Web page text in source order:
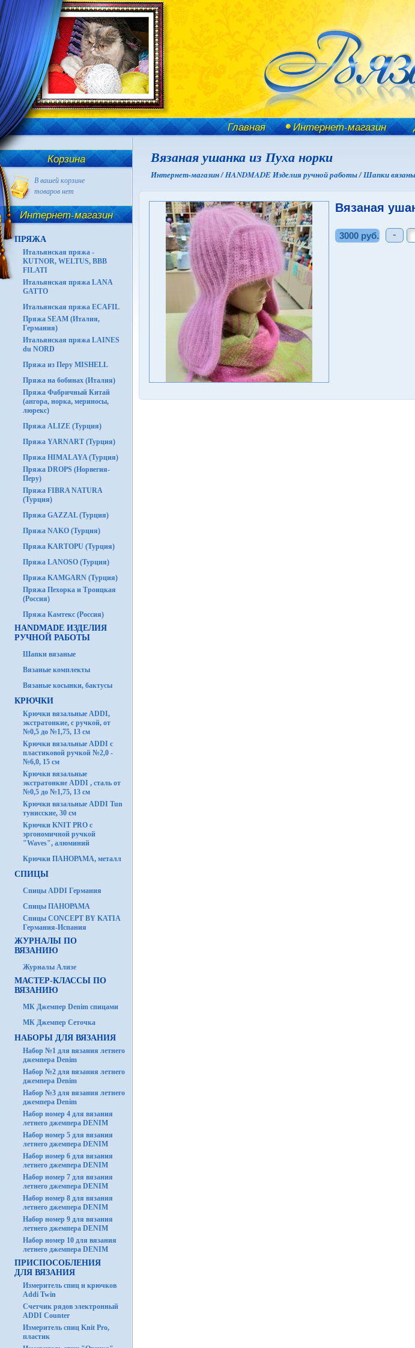
Главная Интернет-магазин
Корзина
В вашей корзине
товаров нет
Интернет-магазин
ПРЯЖА
Итальянская пряжа -
KUTNOR, WELTUS, BBB
FILATI
Итальянская пряжа LANA
GATTO
Итальянская пряжа ECAFIL
Пряжа SEAM (Италия,
Германия)
Итальянская пряжа LAINES
du NORD
Пряжа из Перу MISHELL
Пряжа на бобинах (Италия)
Пряжа Фабричный Китай
(ангора, норка, мериносы,
люрекс)
Пряжа ALIZE (Турция)
Пряжа YARNART (Турция)
Пряжа HIMALAYA (Турция)
Пряжа DROPS (Норвегия-
Перу)
Пряжа FIBRA NATURA
(Турция)
Пряжа GAZZAL (Турция)
Пряжа NAKO (Турция)
Пряжа KARTOPU (Турция)
Пряжа LANOSO (Турция)
Пряжа KAMGARN (Турция)
Пряжа Пехорка и Троицкая
(Россия)
Пряжа Камтекс (Россия)
HANDMADE ИЗДЕЛИЯ
РУЧНОЙ РАБОТЫ
Шапки вязаные
Вязаные комплекты
Вязаные косынки, бактусы
КРЮЧКИ
Крючки вязальные ADDI,
экстратонкие, с ручкой, от
№0,5 до №1,75, 13 см
Крючки вязальные ADDI с
пластиковой ручкой №2,0 -
№6,0, 15 см
Крючки вязальные
экстратонкие ADDI , сталь от
№0,5 до №1,75, 13 см
Крючки вязальные ADDI Tun
тунисские, 30 см
Крючки KNIT PRO с
эргономичной ручкой
"Waves", алюминий
Крючки ПАНОРАМА, металл
СПИЦЫ
Спицы ADDI Германия
Спицы ПАНОРАМА
Спицы CONCEPT BY KATIA
Германия-Испания
ЖУРНАЛЫ ПО
ВЯЗАНИЮ
Журналы Ализе
МАСТЕР-КЛАССЫ ПО
ВЯЗАНИЮ
МК Джемпер Denim спицами
МК Джемпер Сеточка
НАБОРЫ ДЛЯ ВЯЗАНИЯ
Набор №1 для вязания летнего
джемпера Denim
Набор №2 для вязания летнего
джемпера Denim
Набор №3 для вязания летнего
джемпера Denim
Набор номер 4 для вязания
летнего джемпера DENIM
Набор номер 5 для вязания
летнего джемпера DENIM
Набор номер 6 для вязания
летнего джемпера DENIM
Набор номер 7 для вязания
летнего джемпера DENIM
Набор номер 8 для вязания
летнего джемпера DENIM
Набор номер 9 для вязания
летнего джемпера DENIM
Набор номер 10 для вязания
летнего джемпера DENIM
ПРИСПОСОБЛЕНИЯ
ДЛЯ ВЯЗАНИЯ
Измеритель спиц и крючков
Addi Twin
Счетчик рядов электронный
ADDI Counter
Измеритель спиц Knit Pro,
пластик
Вязаная ушанка из Пуха норки
Интернет-магазин /HANDMADE Изделия ручной работы /Шапки
Вязаная
3000 руб. -